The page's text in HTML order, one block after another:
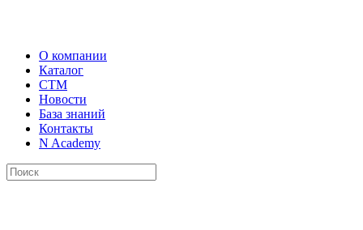
О компании
Каталог
СТМ
Новости
База знаний
Контакты
N Academy